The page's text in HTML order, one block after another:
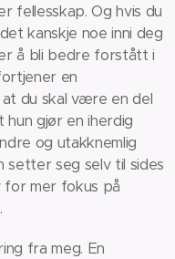
fellesskap. Og hvis du
kanskje noe inni deg
å bli bedre forstått i
en
du skal være en del
gjør en iherdig
og utakknemlig
setter seg selv til sides
mer fokus på
fra meg. En